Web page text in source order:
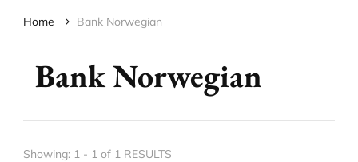
Home Bank Norwegian
Bank Norwegian
Showing: 1 - 1 of 1 RESULTS